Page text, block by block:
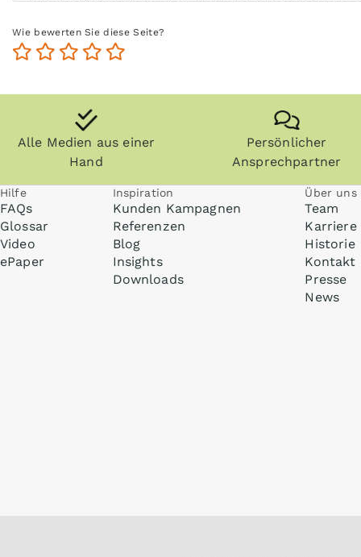
Anzeigen können zudem nachgeblättert und
Regensburg kann ohne Internet praktisch überall
Wie bewerten Sie diese Seite?
Alle Medien aus einer
Hand
Persönlicher
Ansprechpartner
Hilfe
FAQs
Glossar
Video
ePaper
Inspiration
Kunden Kampagnen
Referenzen
Blog
Insights
Downloads
Über uns
Team
Karriere
Historie
Kontakt
Presse
News